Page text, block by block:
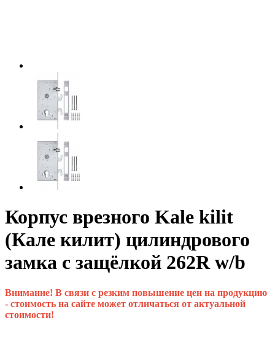
Корпус врезного Kale kilit
(Кале килит) цилиндрового
замка с защёлкой 262R w/b
Внимание! В связи с резким повышение цен на продукцию
- стоимость на сайте может отличаться от актуальной
стоимости!